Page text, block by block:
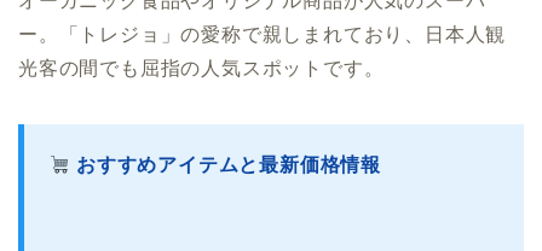
ー。「トレジョ」の愛称で親しまれており、日本人観
光客の間でも屈指の人気スポットです。
おすすめアイテムと最新価格情報